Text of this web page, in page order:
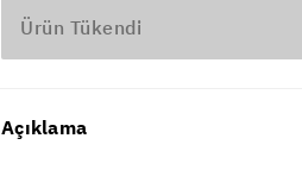
Ürün Tükendi
Açıklama